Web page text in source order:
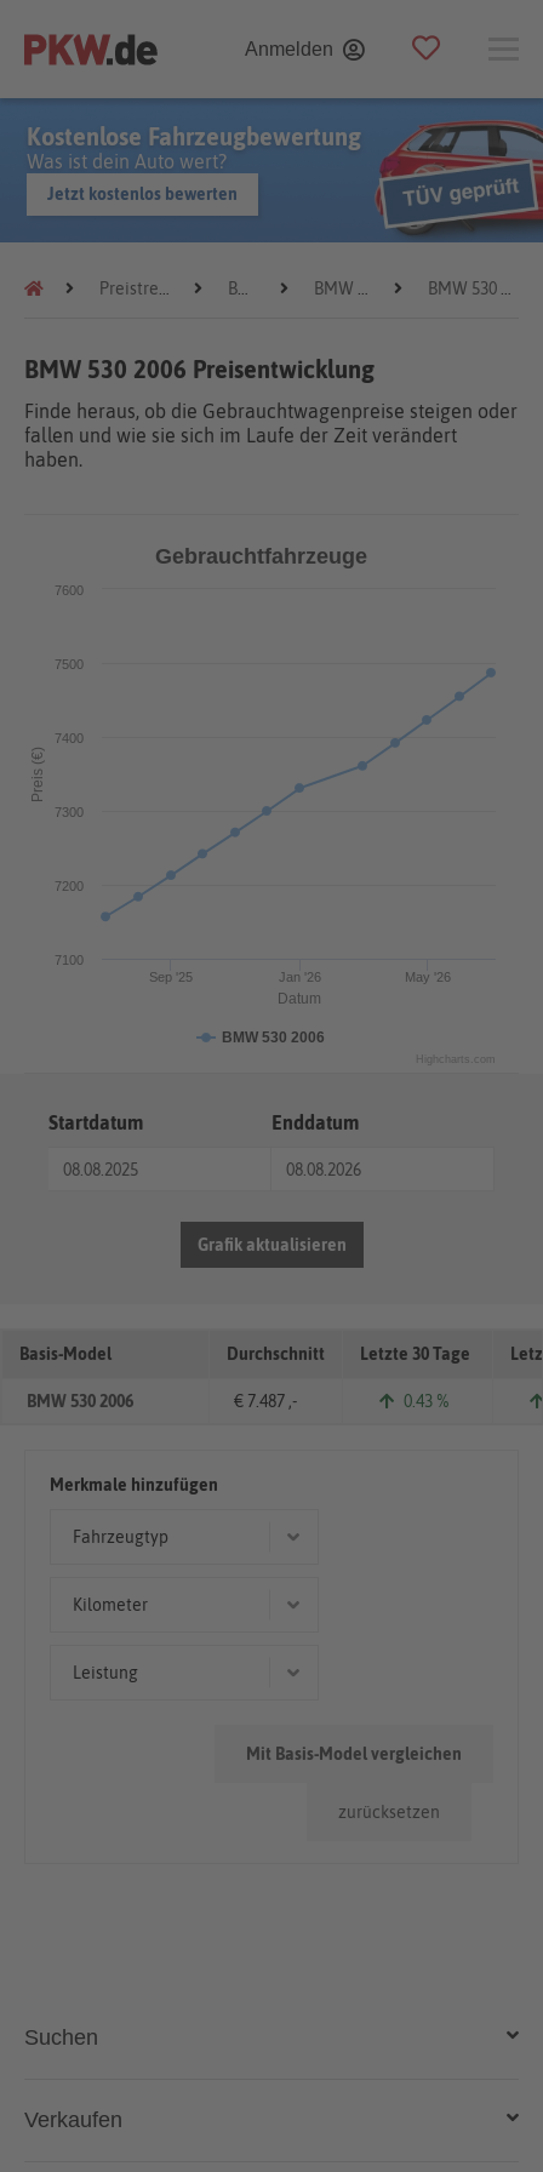
Anmelden
Kostenlose Fahrzeugbewertung
Was ist dein Auto wert?
Jetzt kostenlos bewerten
Preistrends BMW BMW 530 BMW 530 2006
BMW 530 2006 Preisentwicklung
Finde heraus, ob die Gebrauchtwagenpreise steigen oder
fallen und wie sie sich im Laufe der Zeit verändert
haben.
Datum
Preis (€)
Gebrauchtfahrzeuge
BMW 530 2006
Jan '26
Sep '25 May '26
7100
7200
7300
7400
7500
7600
Highcharts.com
Startdatum Enddatum
Grafik aktualisieren
Basis-Model Durchschnitt Letzte 30 Tage
BMW 530 2006 € 7.487 ,- 0.43 %
Merkmale hinzufügen
Fahrzeugtyp
Kilometer
Leistung
zurücksetzen
Mit Basis-Model vergleichen
Suchen
Auto kaufen
Verkaufen